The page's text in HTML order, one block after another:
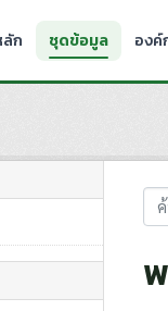
ก ชุดข้อมูล องค์